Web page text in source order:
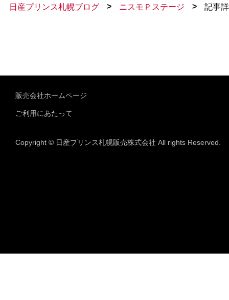
日産プリンス札幌ブログ > ニスモＰステージ > 記事
販売会社ホームページ
ご利用にあたって
Copyright © 日産プリンス札幌販売株式会社 All rights Reserved.